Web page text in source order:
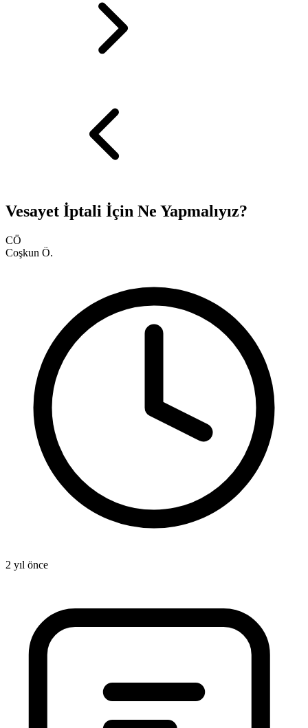
Vesayet İptali İçin Ne Yapmalıyız?
CÖ
Coşkun Ö.
2 yıl önce